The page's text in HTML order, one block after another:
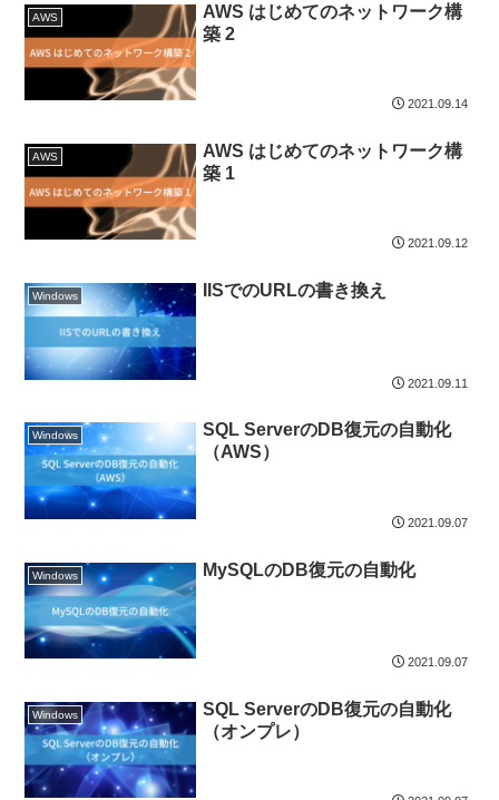
AWS
AWS はじめてのネットワーク構
築 2
2021.09.14
AWS
AWS はじめてのネットワーク構
築 1
2021.09.12
Windows IISでのURLの書き換え
2021.09.11
Windows
SQL ServerのDB復元の自動化
（AWS）
2021.09.07
Windows MySQLのDB復元の自動化
2021.09.07
Windows
SQL ServerのDB復元の自動化
（オンプレ）